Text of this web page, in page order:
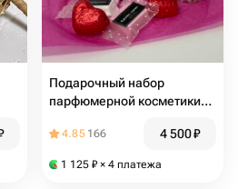
Подарочный набор
парфюмерной косметики
4.85 166 4 500₽
1 125 ₽ × 4 платежа